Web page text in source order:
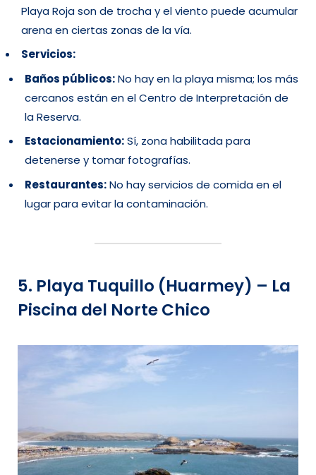
Playa Roja son de trocha y el viento puede acumular
arena en ciertas zonas de la vía.
Servicios:
Baños públicos:No hay en la playa misma; los más
cercanos están en el Centro de Interpretación de
la Reserva.
Estacionamiento:Sí, zona habilitada para
detenerse y tomar fotografías.
Restaurantes:No hay servicios de comida en el
lugar para evitar la contaminación.
5. Playa Tuquillo (Huarmey) – La
Piscina del Norte Chico